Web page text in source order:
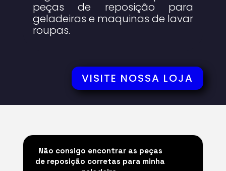
peças de reposição para
geladeiras e maquinas de lavar
roupas.
VISITE NOSSA LOJA
Não consigo encontrar as peças
de reposição corretas para minha